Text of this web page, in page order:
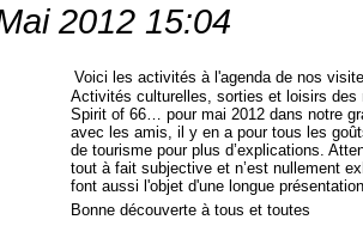
2012 15:04
Voici les activités à l'agenda de nos
Activités culturelles, sorties et loisirs
Spirit of 66… pour mai 2012 dans notre
avec les amis, il y en a pour tous les
de tourisme pour plus d’explications.
tout à fait subjective et n’est nullement
font aussi l'objet d'une longue
Bonne découverte à tous et toutes